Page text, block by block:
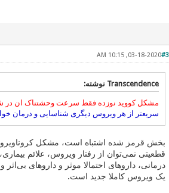
03-18-2020, 10:15 AM
Transcendence نوشته:
مشکل کووید نوزده فقط سرعت وحشتناک ان در
سریعتر از هر ویروس دیگری شناسایی و درمان
بخش قرمز شده اشتباه است، مشکل
قطعیتی نمی‌توان از رفتار ویروس، علائم
درمانی، داروهای احتمالا موثر و داروهای
یک ویروس کاملا جدید است.